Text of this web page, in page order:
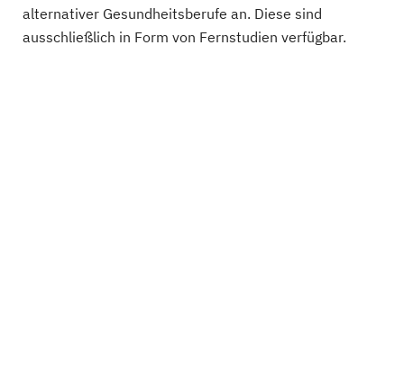
alternativer Gesundheitsberufe an. Diese sind
ausschließlich in Form von Fernstudien verfügbar.